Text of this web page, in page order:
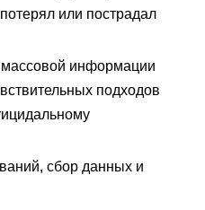
или пострадал
массовой информации
подходов
сбор данных и